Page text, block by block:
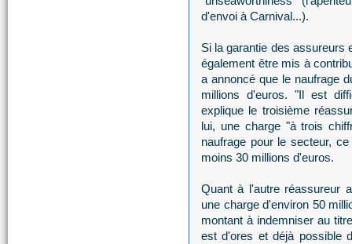
d'envoi à Carnival...).
Si la garantie des assureurs
également être mis à
a annoncé que le naufrage
millions d'euros. "Il est
explique le troisième
lui, une charge "à trois
naufrage pour le secteur,
moins 30 millions d'euros.
Quant à l'autre réassureur
une charge d'environ 50
montant à indemniser au
est d'ores et déjà possible